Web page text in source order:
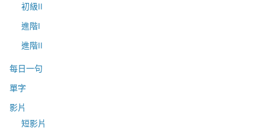
初級II
進階I
進階II
每日一句
單字
影片
短影片